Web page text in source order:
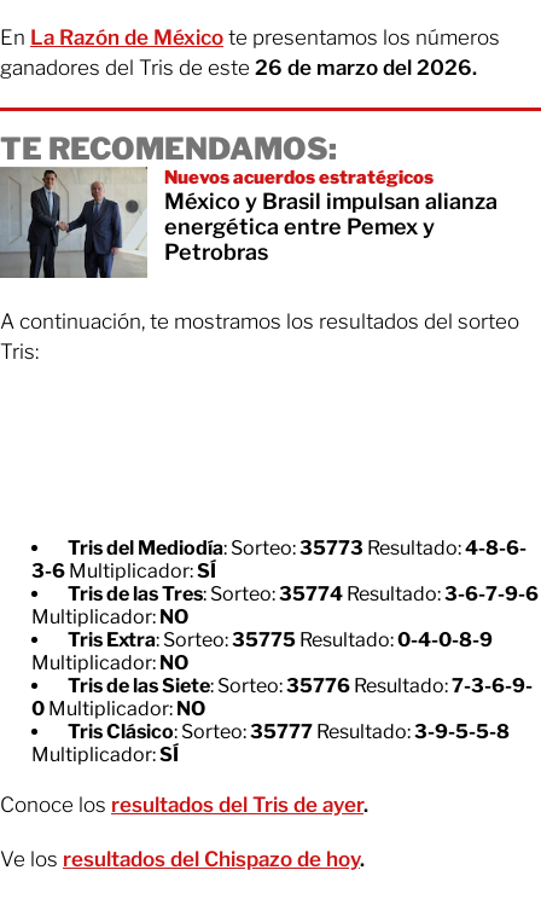
En La Razón de México te presentamos los números
ganadores del Tris de este 26 de marzo del 2026.
TE RECOMENDAMOS:
Nuevos acuerdos estratégicos
México y Brasil impulsan alianza
energética entre Pemex y
Petrobras
A continuación, te mostramos los resultados del sorteo
Tris:
Tris del Mediodía: Sorteo:35773 Resultado:4-8-6-
3-6 Multiplicador:SÍ
Tris de las Tres: Sorteo:35774 Resultado:3-6-7-9-6
Multiplicador: NO
Tris Extra: Sorteo:35775 Resultado:0-4-0-8-9
Multiplicador: NO
Tris de las Siete: Sorteo:35776 Resultado:7-3-6-9-
0 Multiplicador: NO
Tris Clásico: Sorteo:35777 Resultado:3-9-5-5-8
Multiplicador:SÍ
Conoce los resultados del Tris de ayer.
Ve los resultados del Chispazo de hoy.